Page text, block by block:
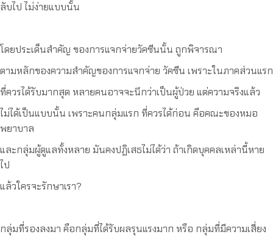
ลับไป ไม่ง่ายแบบนั้น
โดยประเด็นสำคัญ ของการแจกจ่ายวัคซีนนั้น ถูกพิจารณา
ตามหลักของความสำคัญของการแจกจ่าย วัคซีน เพราะในภาคส่วนแรก
ที่ควรได้รับมากสุด หลายคนอาจจะนึกว่าเป็นผู้ป่วย แต่ความจริงแล้ว
ไม่ได้เป็นแบบนั้น เพราะคนกลุ่มแรก ที่ควรได้ก่อน คือคณะของหมอ
พยาบาล
และกลุ่มผู้ดูแลทั้งหลาย มันคงปฏิเสธไม่ได้ว่า ถ้าเกิดบุคคลเหล่านี้หาย
ไป
แล้วใครจะรักษาเรา?
กลุ่มที่รองลงมา คือกลุ่มที่ได้รับผลรุนแรงมาก หรือ กลุ่มที่มีความเสี่ยง